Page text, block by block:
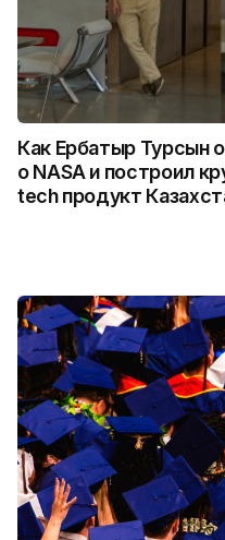
Как Ербатыр Турсын
о NASA и построил
tech продукт